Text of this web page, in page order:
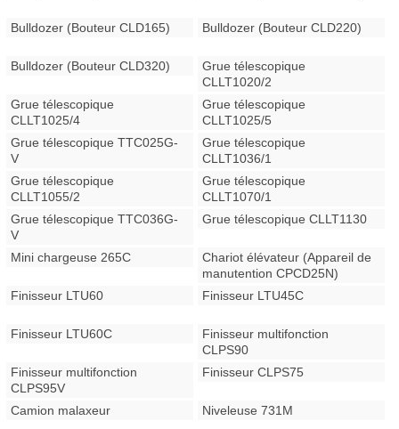
Bulldozer (Bouteur CLD165) Bulldozer (Bouteur CLD220)
Bulldozer (Bouteur CLD320)
Grue télescopique
CLLT1020/2
Grue télescopique
CLLT1025/4
Grue télescopique
CLLT1025/5
Grue télescopique TTC025G-
V
Grue télescopique
CLLT1036/1
Grue télescopique
CLLT1055/2
Grue télescopique
CLLT1070/1
Grue télescopique TTC036G-
V
Grue télescopique CLLT1130
Mini chargeuse 265C
Chariot élévateur (Appareil de
manutention CPCD25N)
Finisseur LTU60
Finisseur LTU45C
Finisseur LTU60C
Finisseur multifonction
CLPS90
Finisseur multifonction
CLPS95V
Finisseur CLPS75
Camion malaxeur Niveleuse 731M